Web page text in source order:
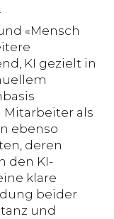
«Mensch
KI gezielt in
Mitarbeiter als
ebenso
deren
den KI-
klare
beider
und